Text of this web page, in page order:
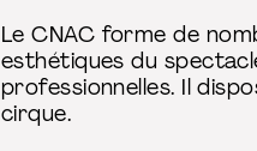
Le CNAC forme de
esthétiques du
professionnelles. Il
cirque.